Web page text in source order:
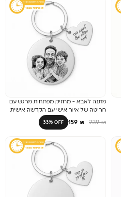
מתנה לאבא - מחזיק מפתחות מרגש עם
חריטה של איור אישי עם הקדשה אישית
על הלב₪
239
₪
33% OFF